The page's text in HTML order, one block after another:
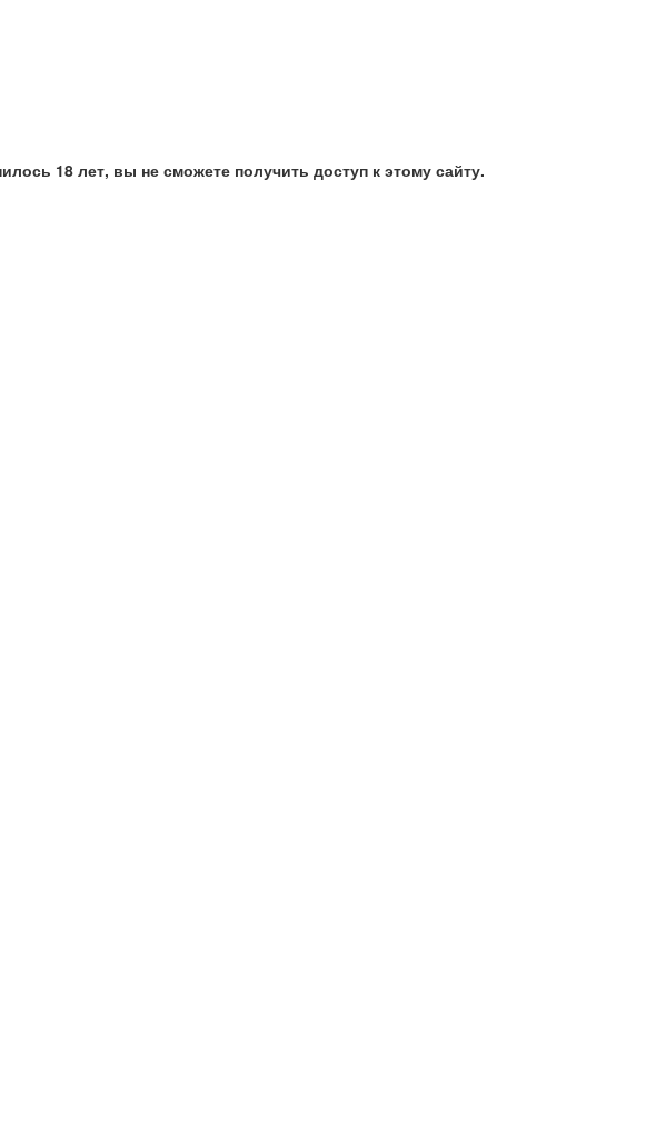
18 лет, вы не сможете получить доступ к этому сайту.